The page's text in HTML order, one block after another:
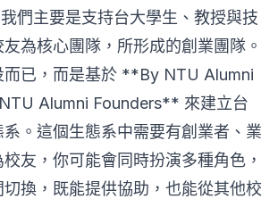
們主要是支持台大學生、教授與技
為核心團隊，所形成的創業團隊。
而已，而是基於 **By NTU Alumni
Alumni Founders** 來建立台
。這個生態系中需要有創業者、業
友，你可能會同時扮演多種角色，
換，既能提供協助，也能從其他校